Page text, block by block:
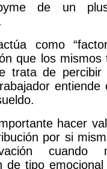
de un
como
que los
trata de
entiende
hacer
por si
cuando
de tipo